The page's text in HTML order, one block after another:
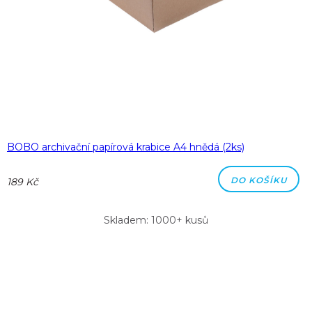
BOBO archivační papírová krabice A4 hnědá (2ks)
189 Kč DO KOŠÍKU
Skladem: 1000+ kusů